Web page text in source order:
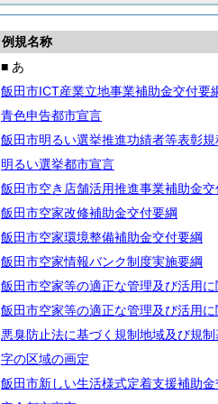
例規名称
■ あ
飯田市ICT産業立地事業補助金交付要
青色申告都市宣言
飯田市明るい選挙推進功績者等表彰規
明るい選挙都市宣言
飯田市空き店舗活用推進事業補助金交
飯田市空家改修補助金交付要綱
飯田市空家環境整備補助金交付要綱
飯田市空家情報バンク制度実施要綱
飯田市空家等の適正な管理及び活用に
飯田市空家等の適正な管理及び活用に
悪臭防止法に基づく規制地域及び規
字の区域の画定
飯田市新しい生活様式定着支援補助金